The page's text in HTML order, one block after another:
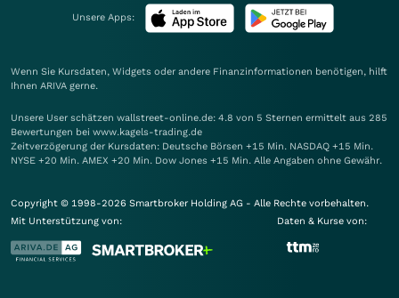
Unsere Apps:
Wenn Sie Kursdaten, Widgets oder andere Finanzinformationen benötigen, hilft
Ihnen ARIVA gerne.
Unsere User schätzen wallstreet-online.de: 4.8 von 5 Sternen ermittelt aus 285
Bewertungen bei www.kagels-trading.de
Zeitverzögerung der Kursdaten: Deutsche Börsen +15 Min. NASDAQ +15 Min.
NYSE +20 Min. AMEX +20 Min. Dow Jones +15 Min. Alle Angaben ohne Gewähr.
Copyright © 1998-2026 Smartbroker Holding AG - Alle Rechte vorbehalten.
Mit Unterstützung von:
Daten & Kurse von: